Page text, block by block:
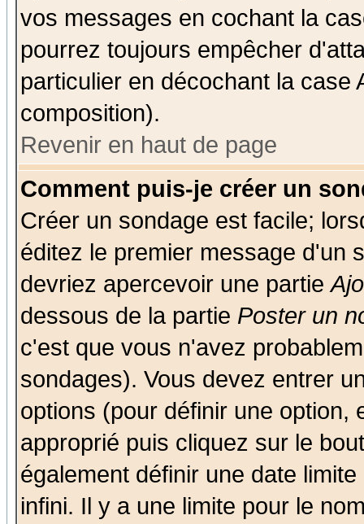
vos messages en cochant la
pourrez toujours empêcher
particulier en décochant la case
composition).
Revenir en haut de page
Comment puis-je créer un
Créer un sondage est facile;
éditez le premier message d'un
devriez apercevoir une partie
dessous de la partie Poster un
c'est que vous n'avez
sondages). Vous devez entrer
options (pour définir une option,
approprié puis cliquez sur le
également définir une date
infini. Il y a une limite pour le